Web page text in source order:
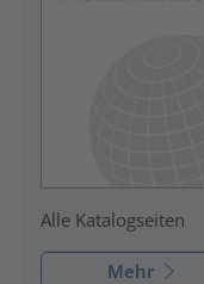
Alle Katalogseiten
Mehr